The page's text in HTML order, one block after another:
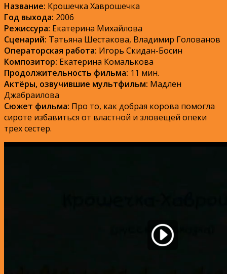
Название: Крошечка Хаврошечка
Год выхода: 2006
Режиссура: Екатерина Михайлова
Сценарий: Татьяна Шестакова, Владимир Голованов
Операторская работа: Игорь Скидан-Босин
Композитор: Екатерина Комалькова
Продолжительность фильма: 11 мин.
Актёры, озвучившие мультфильм: Мадлен
Джабраилова
Сюжет фильма: Про то, как добрая корова помогла
сироте избавиться от властной и зловещей опеки
трех сестер.